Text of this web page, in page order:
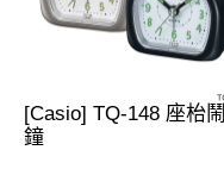
[Casio] TQ-148 座枱鬧
鐘